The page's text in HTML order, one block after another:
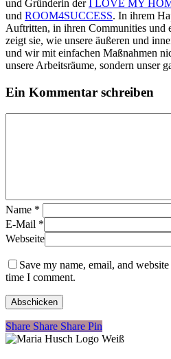
und Gründerin derI LOVE MY
und ROOM4SUCCESS. In ihrem
Auftritten, in ihren Communities und
zeigt sie, wie unsere äußeren und
und wir mit einfachen Maßnahmen
unsere Arbeitsräume, sondern unser
Ein Kommentar schreiben
Name *
E-Mail *
Webseite
Save my name, email, and
time I comment.
Share
Share Share Share Pin